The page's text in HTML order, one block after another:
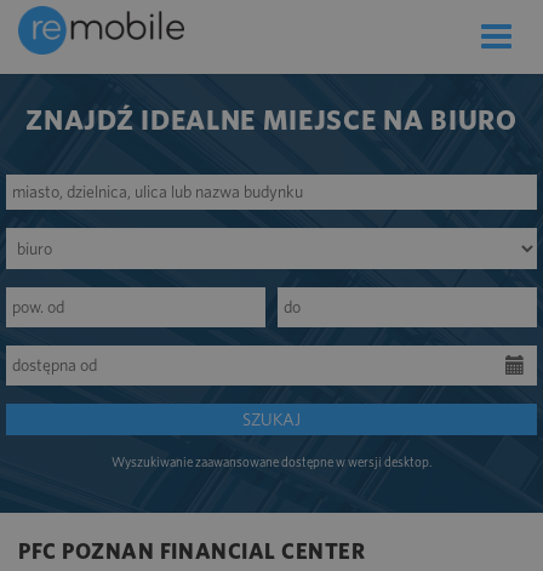
Toggle
ZNAJDŹ IDEALNE MIEJSCE NA BIURO
SZUKAJ
Wyszukiwanie zaawansowane dostępne w wersji desktop.
PFC POZNAN FINANCIAL CENTER